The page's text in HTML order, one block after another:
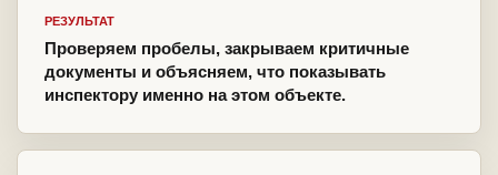
РЕЗУЛЬТАТ
Проверяем пробелы, закрываем критичные
документы и объясняем, что показывать
инспектору именно на этом объекте.